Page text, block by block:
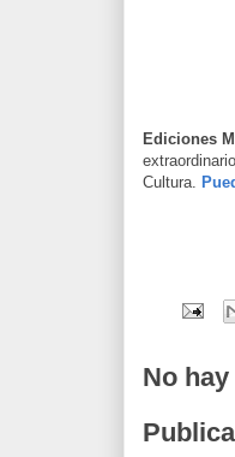
Ediciones
Cultura.
No